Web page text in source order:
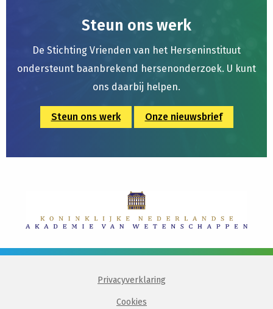
Steun ons werk
De Stichting Vrienden van het Herseninstituut
ondersteunt baanbrekend hersenonderzoek. U kunt
ons daarbij helpen.
Steun ons werk Onze nieuwsbrief
Privacyverklaring
Cookies